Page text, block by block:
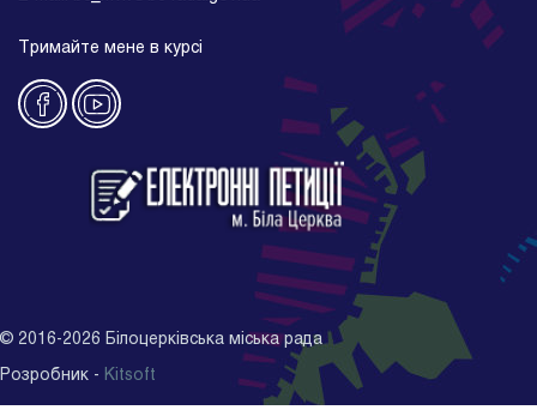
Тримайте мене в курсі
© 2016-2026 Білоцерківська міська рада
Розробник - Kitsoft